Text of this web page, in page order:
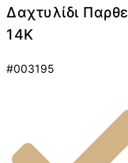
Δαχτυλίδι
14K
#003195